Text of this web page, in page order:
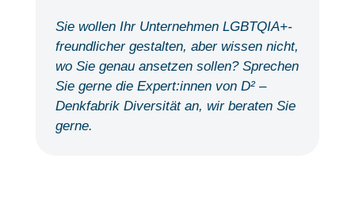
Sie wollen Ihr Unternehmen LGBTQIA+-
freundlicher gestalten, aber wissen nicht,
wo Sie genau ansetzen sollen? Sprechen
Sie gerne die Expert:innen von D² –
Denkfabrik Diversität an, wir beraten Sie
gerne.